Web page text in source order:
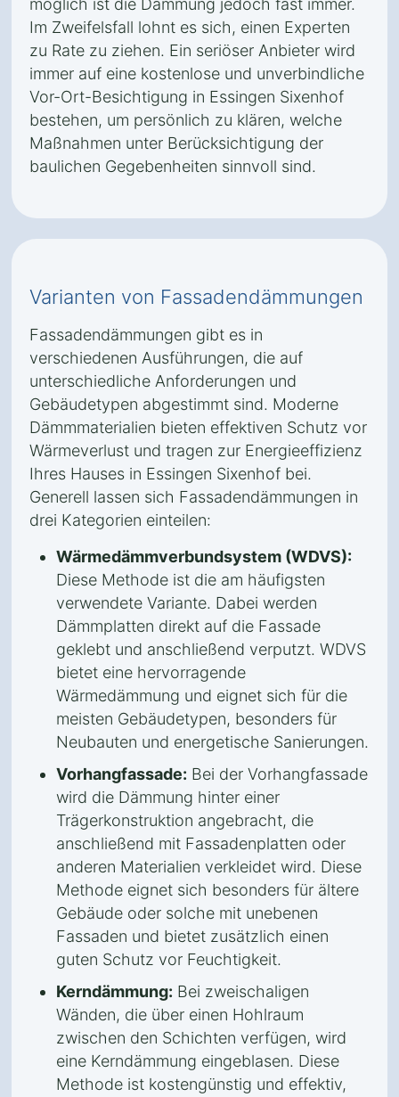
möglich ist die Dämmung jedoch fast immer.
Im Zweifelsfall lohnt es sich, einen Experten
zu Rate zu ziehen. Ein seriöser Anbieter wird
immer auf eine kostenlose und unverbindliche
Vor-Ort-Besichtigung in Essingen Sixenhof
bestehen, um persönlich zu klären, welche
Maßnahmen unter Berücksichtigung der
baulichen Gegebenheiten sinnvoll sind.
Varianten von Fassadendämmungen
Fassadendämmungen gibt es in
verschiedenen Ausführungen, die auf
unterschiedliche Anforderungen und
Gebäudetypen abgestimmt sind. Moderne
Dämmmaterialien bieten effektiven Schutz vor
Wärmeverlust und tragen zur Energieeffizienz
Ihres Hauses in Essingen Sixenhof bei.
Generell lassen sich Fassadendämmungen in
drei Kategorien einteilen:
Wärmedämmverbundsystem (WDVS):
Diese Methode ist die am häufigsten
verwendete Variante. Dabei werden
Dämmplatten direkt auf die Fassade
geklebt und anschließend verputzt. WDVS
bietet eine hervorragende
Wärmedämmung und eignet sich für die
meisten Gebäudetypen, besonders für
Neubauten und energetische Sanierungen.
Vorhangfassade: Bei der Vorhangfassade
wird die Dämmung hinter einer
Trägerkonstruktion angebracht, die
anschließend mit Fassadenplatten oder
anderen Materialien verkleidet wird. Diese
Methode eignet sich besonders für ältere
Gebäude oder solche mit unebenen
Fassaden und bietet zusätzlich einen
guten Schutz vor Feuchtigkeit.
Kerndämmung: Bei zweischaligen
Wänden, die über einen Hohlraum
zwischen den Schichten verfügen, wird
eine Kerndämmung eingeblasen. Diese
Methode ist kostengünstig und effektiv,